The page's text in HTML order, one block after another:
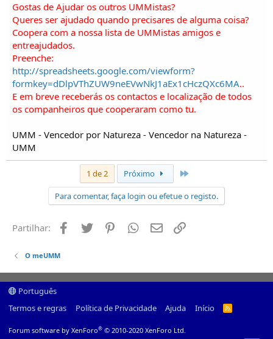
Gostas de Ajudar os outros UMMistas?
Queres ser ajudado quando precisares de alguma coisa?
Coopera com a nossa lista de UMMistas amigos e
entreajudados.
Preenche:
http://spreadsheets.google.com/viewform?
formkey=dDlpVThZUW9neEVwNkJ1aEx1cHczQXc6MA..
E em breve receberás os contactos e localização de todos
os companheiros que cooperaram como tu.
UMM - Vencedor por Natureza - Vencedor na Natureza -
UMM
1 de 2 Próximo
Para comentar, faça login ou efetue o registo.
Partilhar: Facebook
Twitter PinterestWhatsapp
Email
O meUMM
Português
Termos e regras
Política de Privacidade Ajuda Início
R
Forum software by XenForo® © 2010-2020 XenForo Ltd.